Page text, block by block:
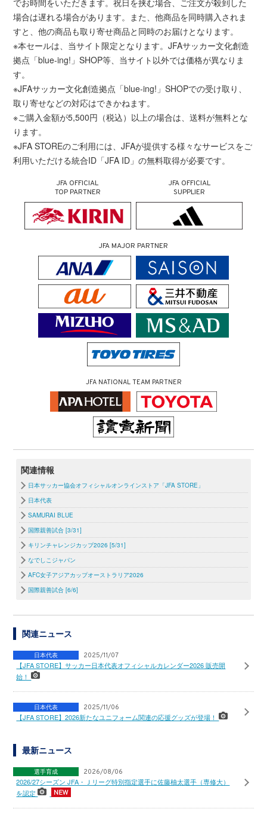
でお時間をいただきます。祝日を挟む場合、ご注文が殺到した
場合は遅れる場合があります。また、他商品を同時購入されま
すと、他の商品も取り寄せ商品と同時のお届けとなります。
※本セールは、当サイト限定となります。JFAサッカー文化創造
拠点「blue-ing!」SHOP等、当サイト以外では価格が異なりま
す。
※JFAサッカー文化創造拠点「blue-ing!」SHOPでの受け取り、
取り寄せなどの対応はできかねます。
※ご購入金額が5,500円（税込）以上の場合は、送料が無料とな
ります。
※JFA STOREのご利用には、JFAが提供する様々なサービスをご
利用いただける統合ID「JFA ID」の無料取得が必要です。
JFA OFFICIAL
TOP PARTNER
JFA OFFICIAL
SUPPLIER
JFA MAJOR PARTNER
JFA NATIONAL TEAM PARTNER
関連情報
日本サッカー協会オフィシャルオンラインストア「JFA STORE」
日本代表
SAMURAI BLUE
国際親善試合 [3/31]
キリンチャレンジカップ2026 [5/31]
なでしこジャパン
AFC女子アジアカップオーストラリア2026
国際親善試合 [6/6]
関連ニュース
日本代表 2025/11/07
【JFA STORE】サッカー日本代表オフィシャルカレンダー2026 販売開
始！
日本代表 2025/11/06
【JFA STORE】2026新たなユニフォーム関連の応援グッズが登場！
最新ニュース
選手育成 2026/08/06
2026/27シーズン JFA・Ｊリーグ特別指定選手に佐藤柚太選手（専修大）
を認定